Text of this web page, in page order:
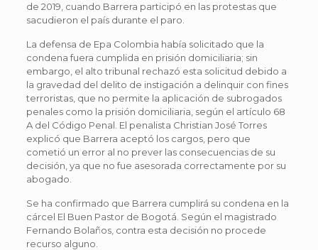
de 2019, cuando Barrera participó en las protestas que
sacudieron el país durante el paro.
La defensa de Epa Colombia había solicitado que la
condena fuera cumplida en prisión domiciliaria; sin
embargo, el alto tribunal rechazó esta solicitud debido a
la gravedad del delito de instigación a delinquir con fines
terroristas, que no permite la aplicación de subrogados
penales como la prisión domiciliaria, según el artículo 68
A del Código Penal. El penalista Christian José Torres
explicó que Barrera aceptó los cargos, pero que
cometió un error al no prever las consecuencias de su
decisión, ya que no fue asesorada correctamente por su
abogado.
Se ha confirmado que Barrera cumplirá su condena en la
cárcel El Buen Pastor de Bogotá. Según el magistrado
Fernando Bolaños, contra esta decisión no procede
recurso alguno.